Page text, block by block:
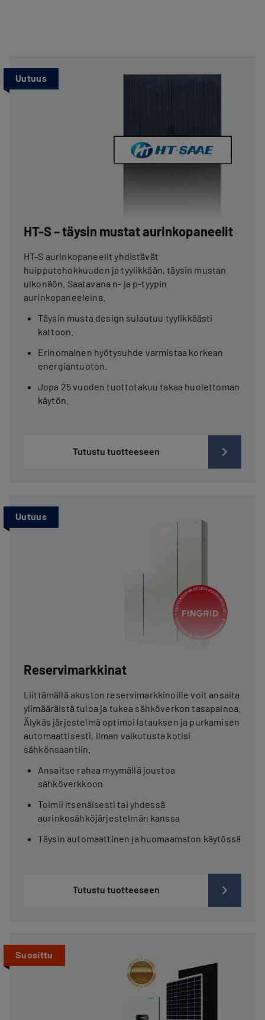
Uutuus
HT-S – täysin mustat aurinkopaneelit
HT-S aurinkopaneelit yhdistävät
huipputehokkuuden ja tyylikkään, täysin mustan
ulkonäön. Saatavana n- ja p-tyypin
aurinkopaneeleina.
Täysin musta design sulautuu tyylikkäästi
kattoon.
Erinomainen hyötysuhde varmistaa korkean
energiantuoton.
Jopa 25 vuoden tuottotakuu takaa huolettoman
käytön.
Tutustu tuotteeseen
Uutuus
Reservimarkkinat
Liittämällä akuston reservimarkkinoille voit ansaita
ylimääräistä tuloa ja tukea sähköverkon tasapainoa.
Älykäs järjestelmä optimoi latauksen ja purkamisen
automaattisesti, ilman vaikutusta kotisi
sähkönsaantiin.
Ansaitse rahaa myymällä joustoa
sähköverkkoon
Toimii itsenäisesti tai yhdessä
aurinkosähköjärjestelmän kanssa
Täysin automaattinen ja huomaamaton käytössä
Tutustu tuotteeseen
Suosittu